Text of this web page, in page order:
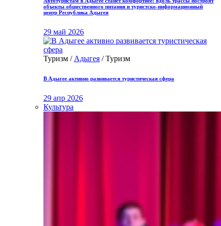
объекты общественного питания и туристско-информационный
центр Республика Адыгея
29 май 2026
Туризм / Адыгея / Туризм
В Адыгее активно развивается туристическая сфера
29 апр 2026
Культура